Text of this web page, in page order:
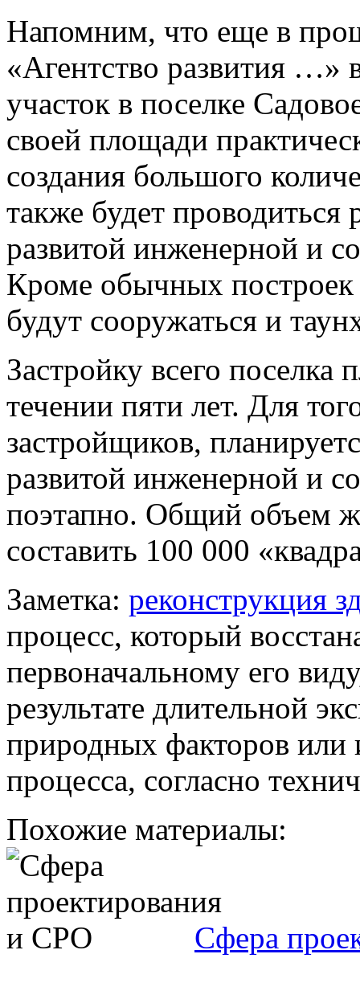
Напомним, что еще в
«Агентство развития …»
участок в поселке
своей площади
создания большого
также будет
развитой инженерной и
Кроме обычных
будут сооружаться и
Застройку всего поселка
течении пяти лет. Для
застройщиков,
развитой инженерной и
поэтапно. Общий объем
составить 100 000
Заметка: реконструкция
процесс, который
первоначальному его
результате длительной
природных факторов или
процесса, согласно
Похожие материалы:
Сфера